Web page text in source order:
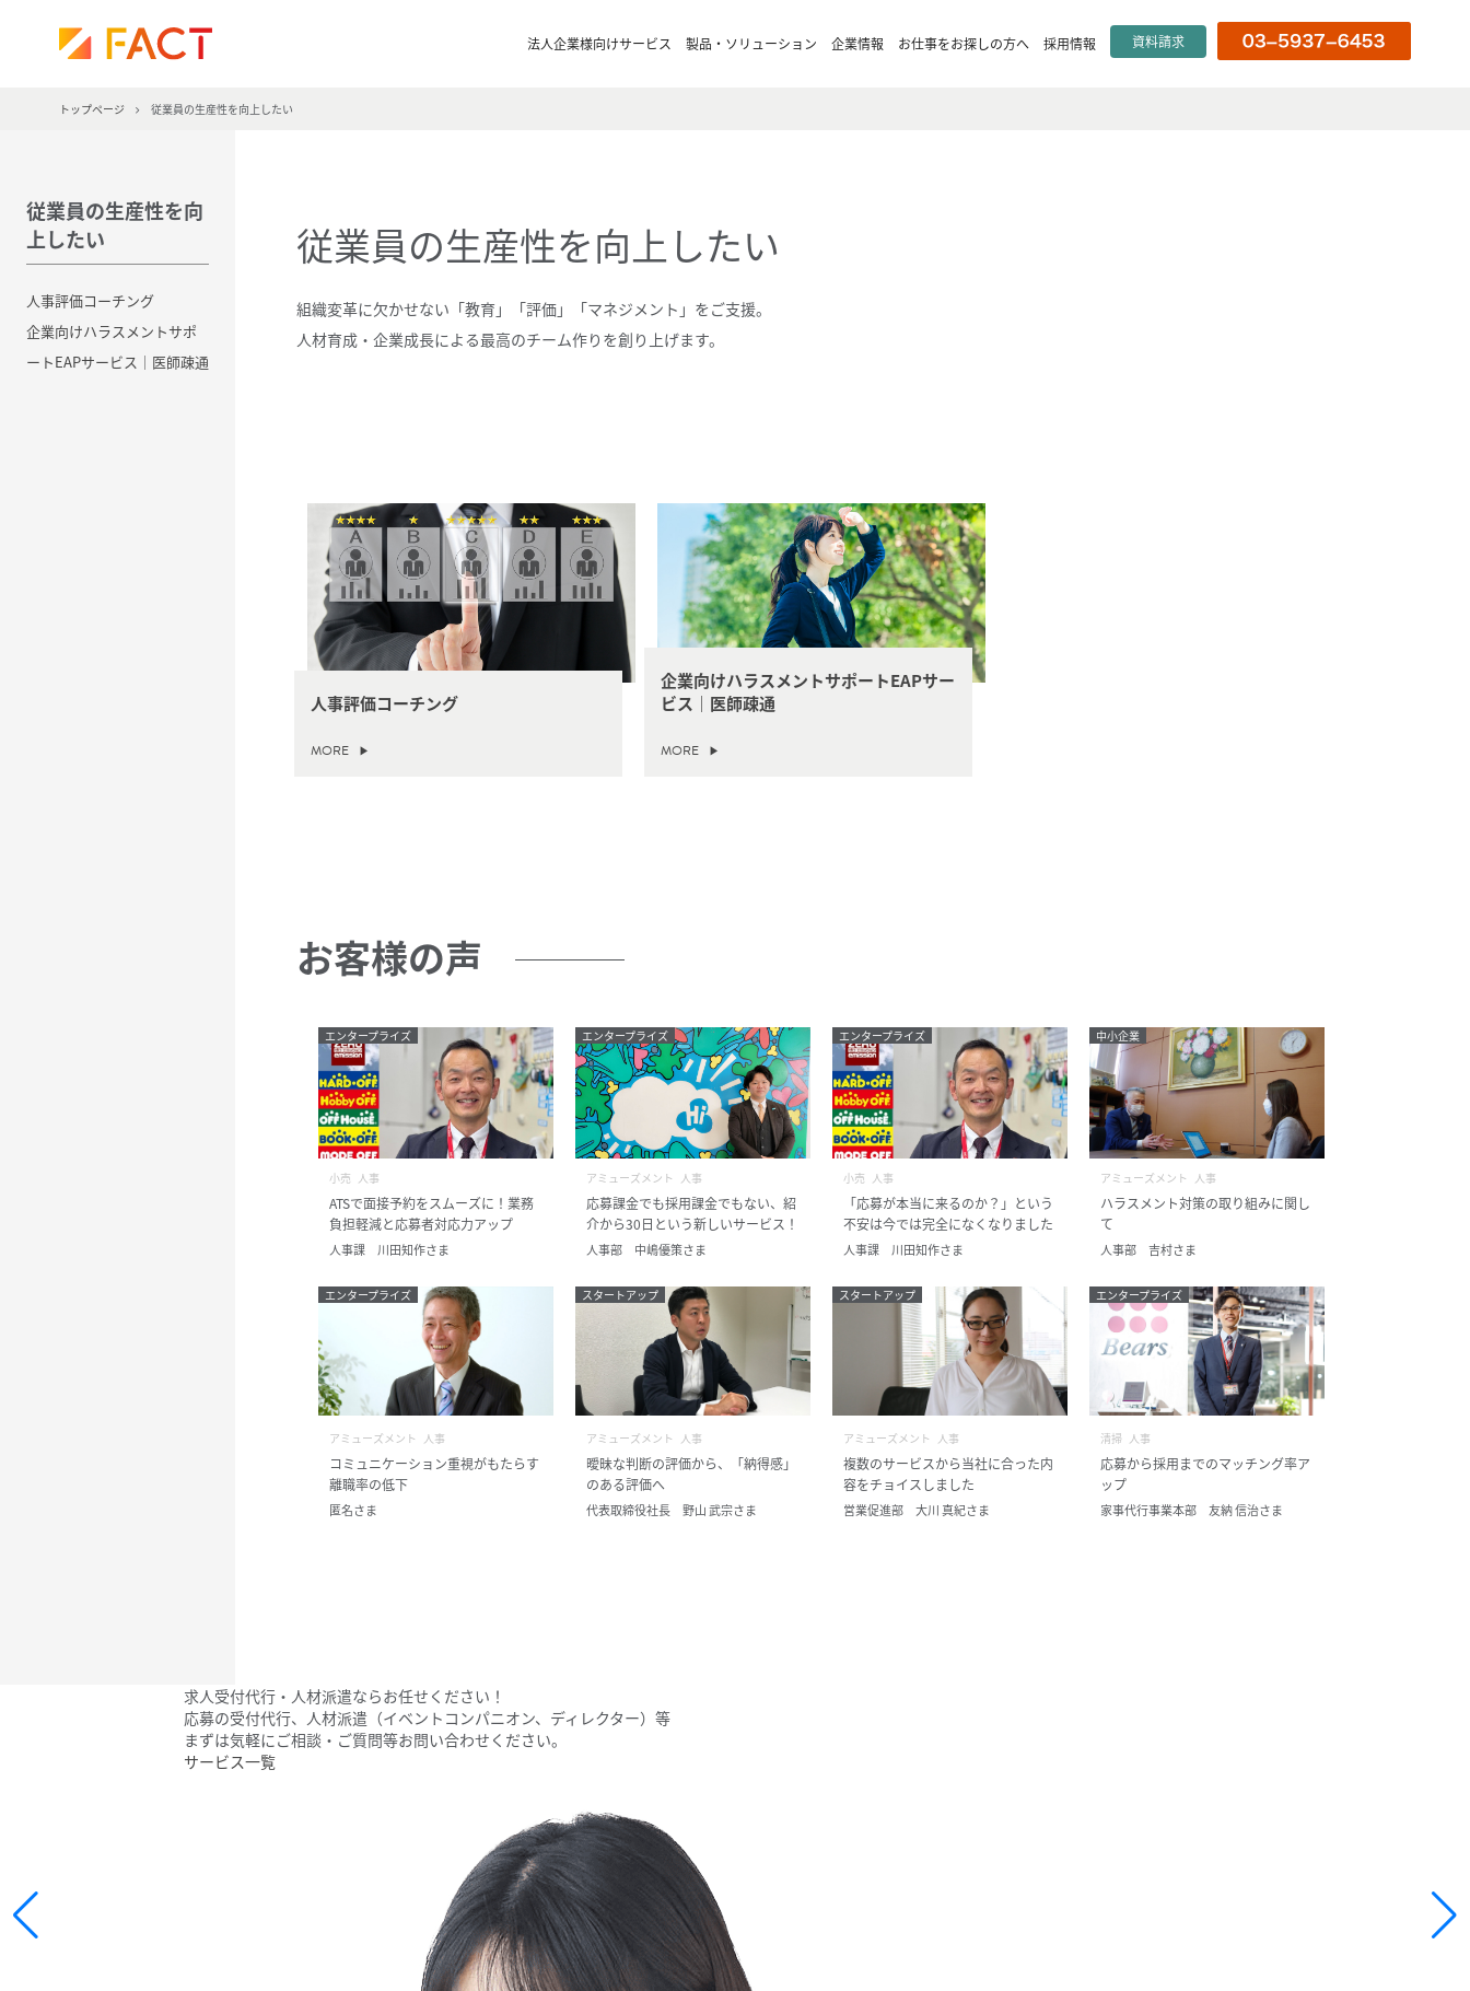
株
式
社
法人企業様向けサービス 製品・ソリューション 企業情報 お仕事をお探しの方へ 採用情報 資料請求
トップページ 従業員の生産性を向上したい
従業員の生産性を向
上したい
人事評価コーチング
企業向けハラスメントサポ
ートEAPサービス｜医師疎通
従業員の生産性を向上したい
組織変革に欠かせない「教育」「評価」「マネジメント」をご支援。
人材育成・企業成長による最高のチーム作りを創り上げます。
人事評価コーチング
MORE
企業向けハラスメントサポートEAPサー
ビス｜医師疎通
MORE
お客様の声
エンタープライズ
小売 人事
ATSで面接予約をスムーズに！業務
負担軽減と応募者対応力アップ
人事課 川田知作さま
エンタープライズ
アミューズメント 人事
応募課金でも採用課金でもない、紹
介から30日という新しいサービス！
人事部 中嶋優策さま
エンタープライズ
小売 人事
「応募が本当に来るのか？」という
不安は今では完全になくなりました
人事課 川田知作さま
中小企業
アミューズメント 人事
ハラスメント対策の取り組みに関し
て
人事部 吉村さま
エンタープライズ
アミューズメント 人事
コミュニケーション重視がもたらす
離職率の低下
匿名さま
スタートアップ
アミューズメント 人事
曖昧な判断の評価から、「納得感」
のある評価へ
代表取締役社長 野山 武宗さま
スタートアップ
アミューズメント 人事
複数のサービスから当社に合った内
容をチョイスしました
営業促進部 大川 真紀さま
エンタープライズ
清掃 人事
応募から採用までのマッチング率ア
ップ
家事代行事業本部 友納 信治さま
求人受付代行・人材派遣ならお任せください！
応募の受付代行、
人材派遣（イベントコンパニオン、ディレクター）等
まずは気軽にご相談・ご質問等お問い合わせください。
サービス一覧